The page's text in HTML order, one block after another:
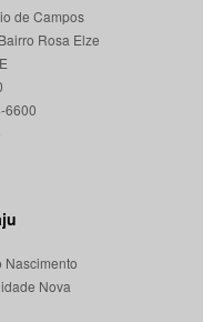
de Campos
Rosa Elze
Nascimento
Nova